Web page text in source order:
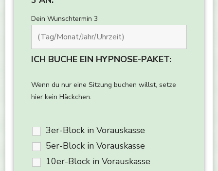
Dein Wunschtermin 3
ICH BUCHE EIN HYPNOSE-PAKET:
3er-Block in Vorauskasse
5er-Block in Vorauskasse
10er-Block in Vorauskasse
Wenn du nur eine Sitzung buchen willst, setze
hier kein Häckchen.